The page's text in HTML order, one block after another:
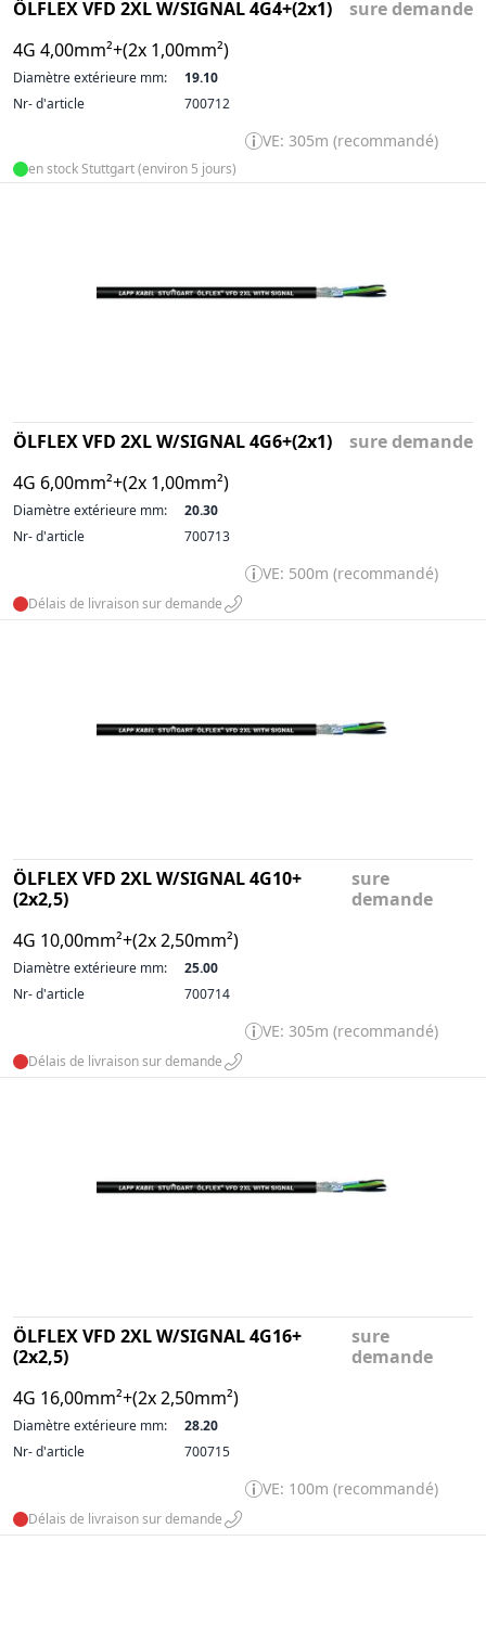
ÖLFLEX VFD 2XL W/SIGNAL 4G4+(2x1)
4G 4,00mm²+(2x 1,00mm²)
sure demande
Diamètre extérieure mm:
19.10
Nr- d'article
700712
VE: 305m (recommandé)
en stock Stuttgart (environ 5 jours)
ÖLFLEX VFD 2XL W/SIGNAL 4G6+(2x1)
4G 6,00mm²+(2x 1,00mm²)
sure demande
Diamètre extérieure mm:
20.30
Nr- d'article
700713
VE: 500m (recommandé)
Délais de livraison sur demande
ÖLFLEX VFD 2XL W/SIGNAL 4G10+
(2x2,5)
4G 10,00mm²+(2x 2,50mm²)
sure
demande
Diamètre extérieure mm:
25.00
Nr- d'article
700714
VE: 305m (recommandé)
Délais de livraison sur demande
ÖLFLEX VFD 2XL W/SIGNAL 4G16+
(2x2,5)
4G 16,00mm²+(2x 2,50mm²)
sure
demande
Diamètre extérieure mm:
28.20
Nr- d'article
700715
VE: 100m (recommandé)
Délais de livraison sur demande